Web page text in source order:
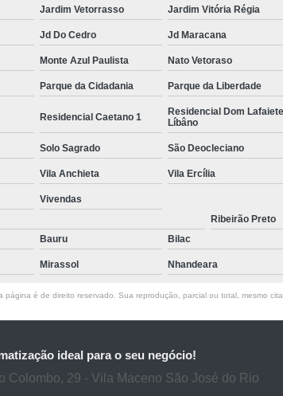
Jardim Vetorrasso Jardim Vitória Régia
Jd Do Cedro Jd Maracana
Monte Azul Paulista Nato Vetoraso
Parque da Cidadania Parque da Liberdade
Residencial Caetano 1
Residencial Dom Lafaiete
Líbâno
Solo Sagrado São Deocleciano
Vila Anchieta Vila Ercília
Vivendas
Ribeirão Preto
Bauru Bilac
Mirassol Nhandeara
página é de direito reservado. Sua reprodução, parcial ou total, mesmo
ideal para o seu negócio!
Colombo, 29 - Vila Maceno São José do Rio